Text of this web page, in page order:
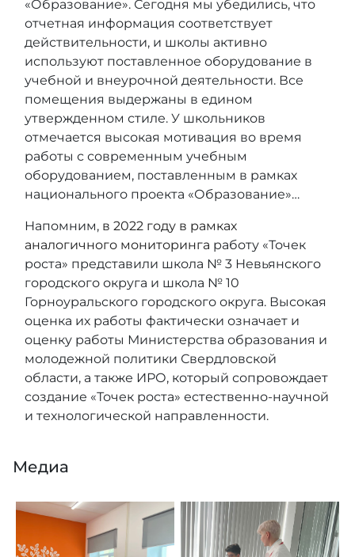
«Образование». Сегодня мы убедились, что
отчетная информация соответствует
действительности, и школы активно
используют поставленное оборудование в
учебной и внеурочной деятельности. Все
помещения выдержаны в едином
утвержденном стиле. У школьников
отмечается высокая мотивация во время
работы с современным учебным
оборудованием, поставленным в рамках
национального проекта «Образование»…
Напомним, в 2022 году в рамках
аналогичного мониторинга работу «Точек
роста» представили школа № 3 Невьянского
городского округа и школа № 10
Горноуральского городского округа. Высокая
оценка их работы фактически означает и
оценку работы Министерства образования и
молодежной политики Свердловской
области, а также ИРО, который сопровождает
создание «Точек роста» естественно-научной
и технологической направленности.
Медиа